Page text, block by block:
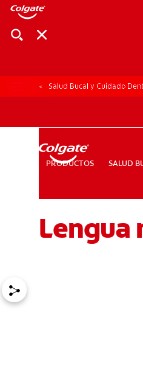
PRODUCTOS
PARA PROFESIONALES
PRODUCTOS SALUD
Salud Bucal y Cuidado
Lengua